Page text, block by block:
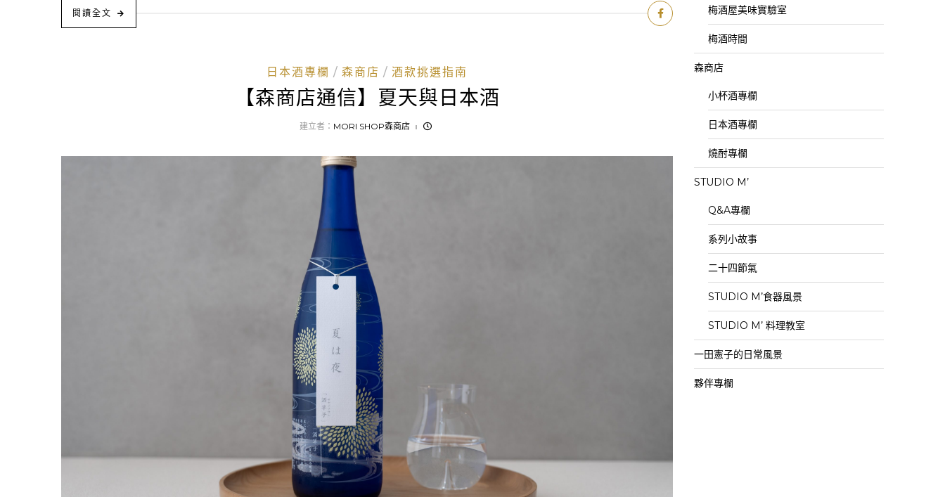
閱讀全文
日本酒專欄 森商店 酒款挑選指南
【森商店通信】夏天與日本酒
建立者： MORI SHOP森商店
梅酒屋美味實驗室
梅酒時間
森商店
小杯酒專欄
日本酒專欄
燒酎專欄
STUDIO M’
Q&A專欄
系列小故事
二十四節氣
STUDIO M’食器風景
STUDIO M’ 料理教室
一田憲子的日常風景
夥伴專欄